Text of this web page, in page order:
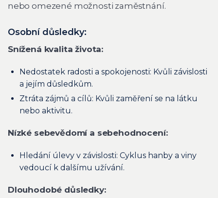
nebo omezené možnosti zaměstnání.
Osobní důsledky:
Snížená kvalita života:
Nedostatek radosti a spokojenosti: Kvůli závislosti
a jejím důsledkům.
Ztráta zájmů a cílů: Kvůli zaměření se na látku
nebo aktivitu.
Nízké sebevědomí a sebehodnocení:
Hledání úlevy v závislosti: Cyklus hanby a viny
vedoucí k dalšímu užívání.
Dlouhodobé důsledky: